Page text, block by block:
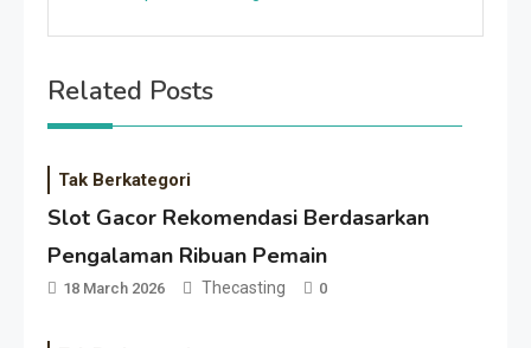
Related Posts
Tak Berkategori
Slot Gacor Rekomendasi Berdasarkan
Pengalaman Ribuan Pemain
18 March 2026 Thecasting 0